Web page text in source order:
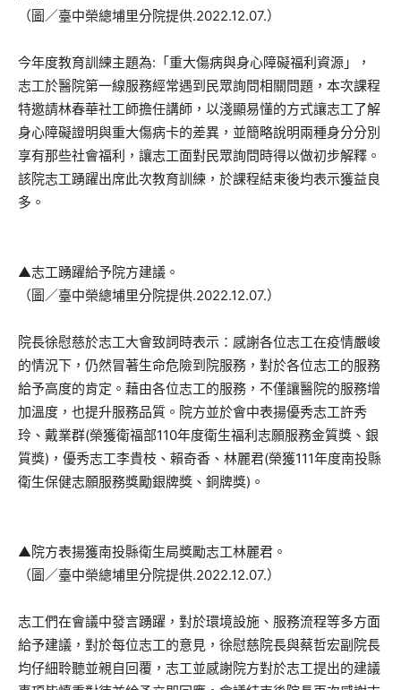
（圖／臺中榮總埔里分院提供.2022.12.07.）
今年度教育訓練主題為:「重大傷病與身心障礙福利資源」，
志工於醫院第一線服務經常遇到民眾詢問相關問題，本次課程
特邀請林春華社工師擔任講師，以淺顯易懂的方式讓志工了解
身心障礙證明與重大傷病卡的差異，並簡略說明兩種身分分別
享有那些社會福利，讓志工面對民眾詢問時得以做初步解釋。
該院志工踴躍出席此次教育訓練，於課程結束後均表示獲益良
多。
▲志工踴躍給予院方建議。
（圖／臺中榮總埔里分院提供.2022.12.07.）
院長徐慰慈於志工大會致詞時表示：感謝各位志工在疫情嚴峻
的情況下，仍然冒著生命危險到院服務，對於各位志工的服務
給予高度的肯定。藉由各位志工的服務，不僅讓醫院的服務增
加溫度，也提升服務品質。院方並於會中表揚優秀志工許秀
玲、戴業群(榮獲衛福部110年度衛生福利志願服務金質獎、銀
質獎)，優秀志工李貴枝、賴奇香、林麗君(榮獲111年度南投縣
衛生保健志願服務獎勵銀牌獎、銅牌獎)。
▲院方表揚獲南投縣衛生局獎勵志工林麗君。
（圖／臺中榮總埔里分院提供.2022.12.07.）
志工們在會議中發言踴躍，對於環境設施、服務流程等多方面
給予建議，對於每位志工的意見，徐慰慈院長與蔡哲宏副院長
均仔細聆聽並親自回覆，志工並感謝院方對於志工提出的建議